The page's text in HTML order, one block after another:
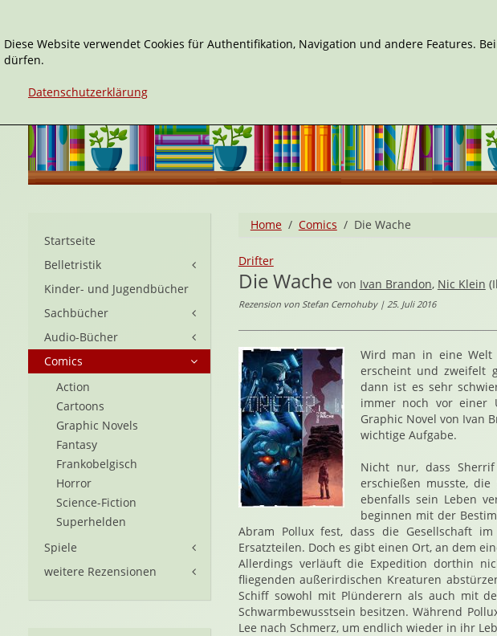
Home Comics Die Wache
Drifter
Die Wache von Ivan Brandon, Nic Klein
Rezension von Stefan Cernohuby | 25. Juli 2016
Wird man in eine
erscheint und zweifelt
dann ist es sehr
immer noch vor einer
Graphic Novel von Ivan
wichtige Aufgabe.
Nicht nur, dass
erschießen musste,
ebenfalls sein Leben
beginnen mit der
Abram Pollux fest, dass die Gesellschaft
Ersatzteilen. Doch es gibt einen Ort, an dem
Allerdings verläuft die Expedition dorthin
fliegenden außerirdischen Kreaturen
Schiff sowohl mit Plünderern als auch mit
Schwarmbewusstsein besitzen. Während
Lee nach Schmerz, um endlich wieder in ihr
Startseite
Belletristik
Kinder- und Jugendbücher
Sachbücher
Audio-Bücher
Comics
Action
Cartoons
Graphic Novels
Fantasy
Frankobelgisch
Horror
Science-Fiction
Superhelden
Spiele
weitere Rezensionen
Diese Website verwendet Cookies für Authentifikation, Navigation und andere Features.
dürfen.
Datenschutzerklärung